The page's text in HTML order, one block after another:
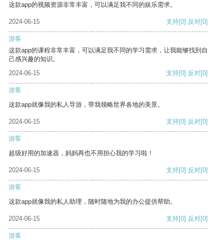
这款app的视频资源非常丰富，可以满足我不同的娱乐需求。
2024-06-15 支持[0] 反对[0]
游客
这款app的课程非常丰富，可以满足我不同的学习需求，让我能够找到自
己感兴趣的知识。
2024-06-15
支持[0] 反对[0]
游客
这款app就像我的私人导游，带我领略世界各地的美景。
2024-06-15 支持[0] 反对[0]
游客
超级好用的加速器，妈妈再也不用担心我的学习啦！
2024-06-15 支持[0] 反对[0]
游客
这款app就像我的私人助理，随时随地为我的办公提供帮助。
2024-06-15 支持[0] 反对[0]
游客